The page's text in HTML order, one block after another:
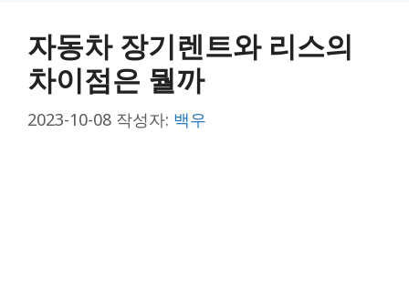
자동차 장기렌트와 리스의
차이점은 뭘까
2023-10-08 작성자: 백우